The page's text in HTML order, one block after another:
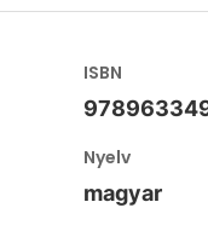
ISBN
Nyelv
magyar